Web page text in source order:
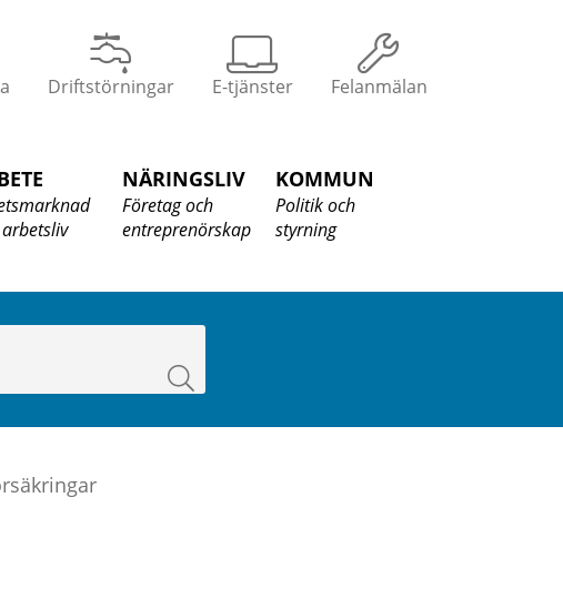
Driftstörningar E-tjänster Felanmälan
NÄRINGSLIV
Företag och
entreprenörskap
KOMMUN
Politik och
styrning
Sök